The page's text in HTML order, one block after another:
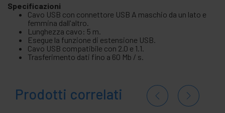
Specificazioni
Cavo USB con connettore USB A maschio da un lato e
femmina dall'altro.
Lunghezza cavo: 5 m.
Esegue la funzione di estensione USB.
Cavo USB compatibile con 2.0 e 1.1.
Trasferimento dati fino a 60 Mb / s.
Prodotti correlati